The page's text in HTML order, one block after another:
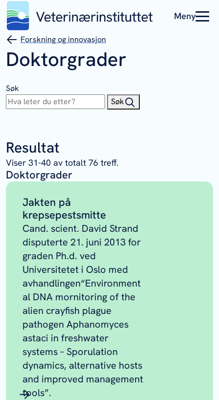
Meny
Forskning og innovasjon
Doktorgrader
Søk
Søk
Resultat
Viser 31-40 av totalt 76 treff.
Doktorgrader
Jakten på
krepsepestsmitte
Cand. scient. David Strand
disputerte 21. juni 2013 for
graden Ph.d. ved
Universitetet i Oslo med
avhandlingen“Environment
al DNA mornitoring of the
alien crayfish plague
pathogen Aphanomyces
astaci in freshwater
systems – Sporulation
dynamics, alternative hosts
and improved management
tools”.